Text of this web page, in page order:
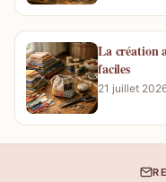
La création
faciles
21 juillet